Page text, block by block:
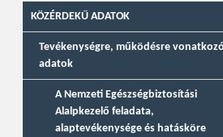
KÖZÉRDEKŰ ADATOK
Tevékenységre, működésre vonatkozó
adatok
A Nemzeti Egészségbiztosítási
Alalpkezelő feladata,
alaptevékenysége és hatásköre